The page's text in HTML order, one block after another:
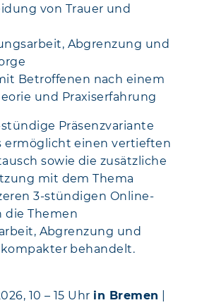
von Trauer und
Abgrenzung und
Betroffenen nach einem
und Praxiserfahrung
stündige Präsenzvariante
ermöglicht einen vertieften
sowie die zusätzliche
mit dem Thema
3-stündigen Online-
die Themen
Abgrenzung und
behandelt.
10 – 15 Uhr in Bremen